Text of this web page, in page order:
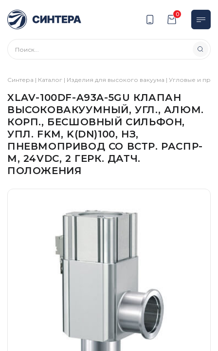
0
Синтера | Каталог | Изделия для высокого вакуума | Угловые и
XLAV-100DF-A93A-5GU КЛАПАН
ВЫСОКОВАКУУМНЫЙ, УГЛ., АЛЮМ.
КОРП., БЕСШОВНЫЙ СИЛЬФОН,
УПЛ. FKM, K(DN)100, НЗ,
ПНЕВМОПРИВОД СО ВСТР. РАСПР-
М, 24VDC, 2 ГЕРК. ДАТЧ.
ПОЛОЖЕНИЯ